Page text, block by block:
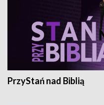
PrzyStań nad Biblią